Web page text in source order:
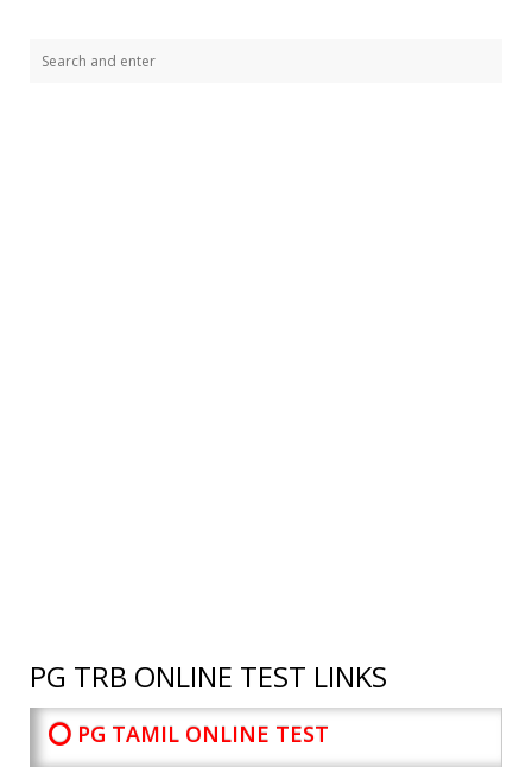
PG TRB ONLINE TEST LINKS
⭕ PG TAMIL ONLINE TEST